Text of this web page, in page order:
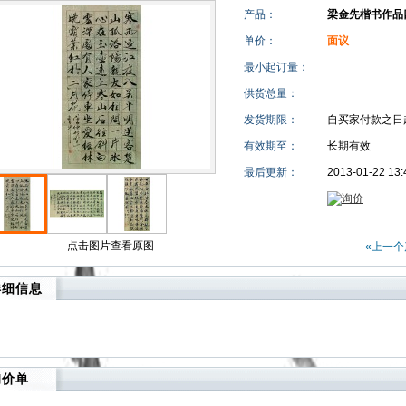
点击图片查看原图
产品： 梁金先楷书作品
单价： 面议
最小起订量：
供货总量：
发货期限： 自买家付款之
有效期至： 长期有效
最后更新： 2013-01-22
«上一个
信息
单